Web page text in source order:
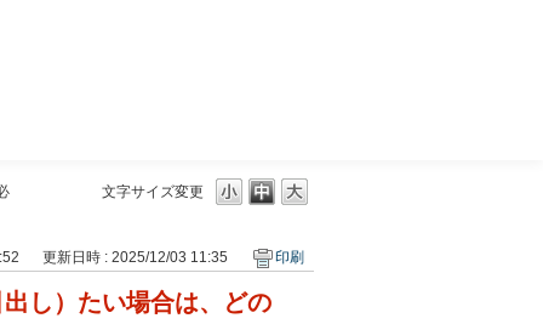
文字サイズ変更
更新日時 : 2025/12/03 11:35 印刷
し）たい場合は、どの